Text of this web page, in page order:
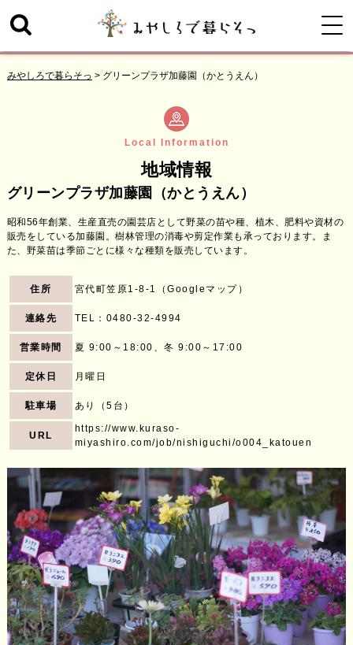
みやしろで暮らそっ > グリーンプラザ加藤園（かとうえん）
Local Information
地域情報
グリーンプラザ加藤園（かとうえん）
昭和56年創業、生産直売の園芸店として野菜の苗や種、植木、肥料や資材の
販売をしている加藤園。樹林管理の消毒や剪定作業も承っております。ま
た、野菜苗は季節ごとに様々な種類を販売しています。
住所 宮代町笠原1-8-1（Googleマップ ）
連絡先 TEL： 0480-32-4994
営業時間 夏 9:00～18:00、冬 9:00～17:00
定休日 月曜日
駐車場 あり（5台）
URL
https://www.kuraso-
miyashiro.com/job/nishiguchi/o004_katouen